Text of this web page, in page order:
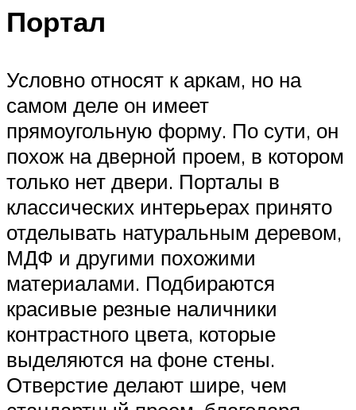
Портал
Условно относят к аркам, но на
самом деле он имеет
прямоугольную форму. По сути, он
похож на дверной проем, в котором
только нет двери. Порталы в
классических интерьерах принято
отделывать натуральным деревом,
МДФ и другими похожими
материалами. Подбираются
красивые резные наличники
контрастного цвета, которые
выделяются на фоне стены.
Отверстие делают шире, чем